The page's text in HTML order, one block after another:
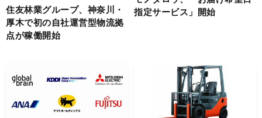
住友林業グループ、神奈川・
厚木で初の自社運営型物流拠
点が稼働開始
指定サービス」開始